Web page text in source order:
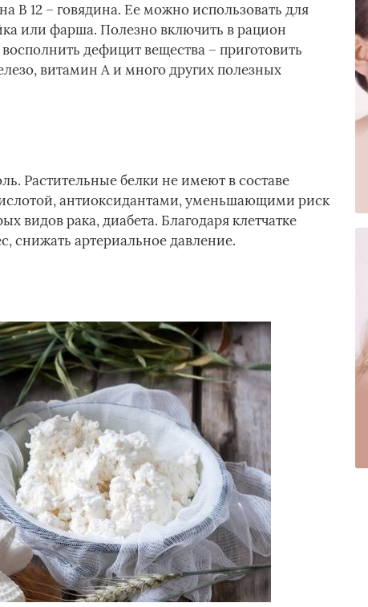
В 12 – говядина. Ее можно использовать для
или фарша. Полезно включить в рацион
дефицит вещества – приготовить
витамин А и много других полезных
Растительные белки не имеют в составе
антиоксидантами, уменьшающими риск
видов рака, диабета. Благодаря клетчатке
снижать артериальное давление.